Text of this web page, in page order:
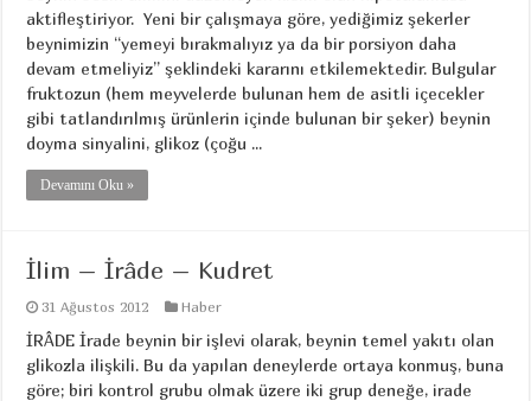
aktifleştiriyor. Yeni bir çalışmaya göre, yediğimiz şekerler
beynimizin “yemeyi bırakmalıyız ya da bir porsiyon daha
devam etmeliyiz” şeklindeki kararını etkilemektedir. Bulgular
fruktozun (hem meyvelerde bulunan hem de asitli içecekler
gibi tatlandırılmış ürünlerin içinde bulunan bir şeker) beynin
doyma sinyalini, glikoz (çoğu ...
Devamını Oku »
İlim – İrâde – Kudret
31 Ağustos 2012 Haber
İRÂDE İrade beynin bir işlevi olarak, beynin temel yakıtı olan
glikozla ilişkili. Bu da yapılan deneylerde ortaya konmuş, buna
göre; biri kontrol grubu olmak üzere iki grup deneğe, irade